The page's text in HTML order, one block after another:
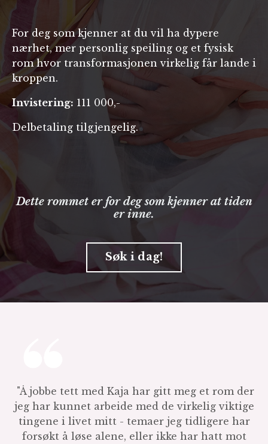
For deg som kjenner at du vil ha dypere
nærhet, mer personlig speiling og et fysisk
rom hvor transformasjonen virkelig får lande i
kroppen.
Invistering: 111 000,-
Delbetaling tilgjengelig.
Dette rommet er for deg som kjenner at tiden
er inne.
Søk i dag!
"Å jobbe tett med Kaja har gitt meg et rom der
jeg har kunnet arbeide med de virkelig viktige
tingene i livet mitt - temaer jeg tidligere har
forsøkt å løse alene, eller ikke har hatt mot